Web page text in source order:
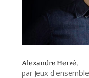
Alexandre Hervé,
par Jeux d'ensemble